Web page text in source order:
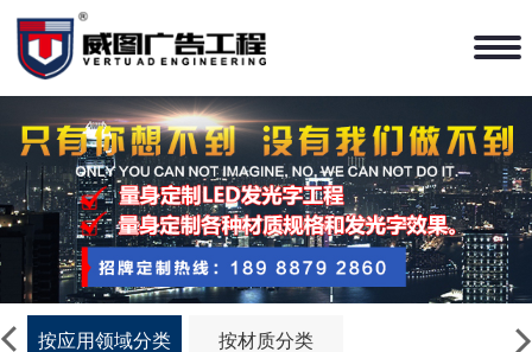
按应用领域分类 按材质分类